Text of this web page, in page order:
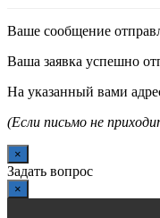
Ваше сообщение
Ваша заявка успешно
На указанный вами
(Если письмо не
×
Задать вопрос
×